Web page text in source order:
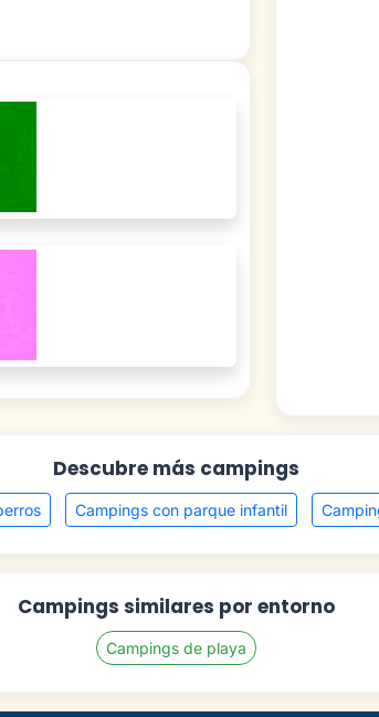
Descubre más campings
Campings con parque infantil
Campings similares por entorno
Campings de playa